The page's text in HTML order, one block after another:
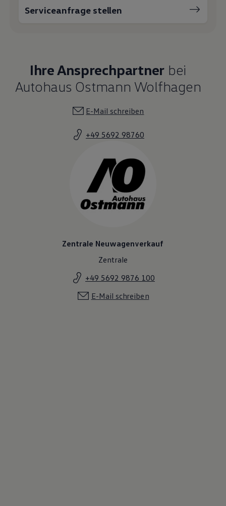
Serviceanfrage stellen
Ihre Ansprechpartner bei
Autohaus Ostmann Wolfhagen
E-Mail schreiben
+49 5692 98760
Zentrale Neuwagenverkauf
Zentrale
+49 5692 9876 100
E-Mail schreiben